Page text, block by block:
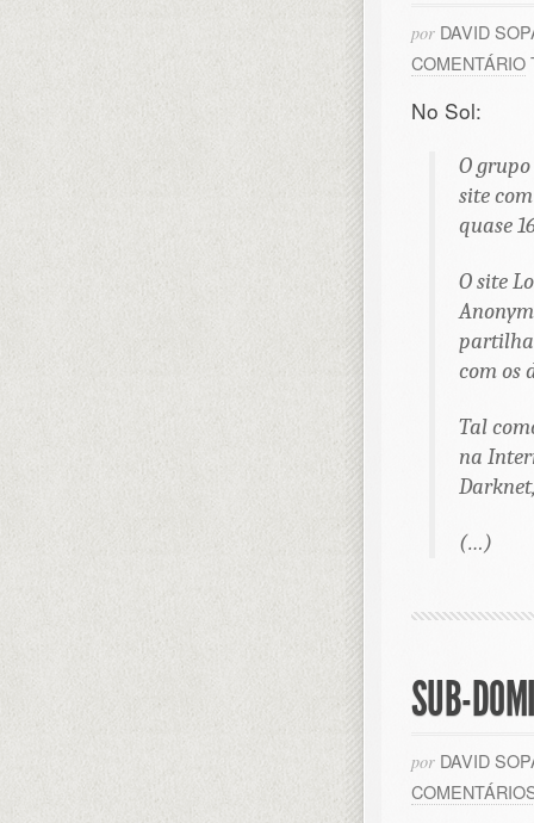
por DAVID
COMENTÁRIO
No Sol:
O
site
quase
O site
com os
Tal
na
(…)
SUB-
por DAVID